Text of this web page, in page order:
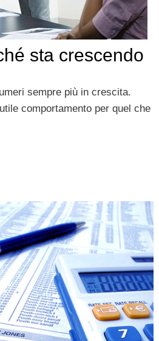
sta crescendo
sempre più in crescita.
comportamento per quel che